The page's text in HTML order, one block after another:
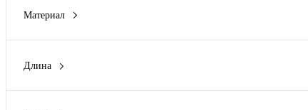
Материал
Длина